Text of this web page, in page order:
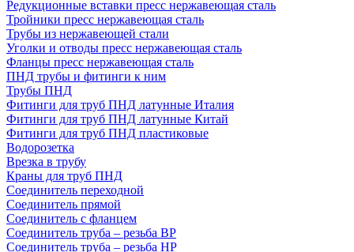
Редукционные вставки пресс нержавеющая сталь
Тройники пресс нержавеющая сталь
Трубы из нержавеющей стали
Уголки и отводы пресс нержавеющая сталь
Фланцы пресс нержавеющая сталь
ПНД трубы и фитинги к ним
Трубы ПНД
Фитинги для труб ПНД латунные Италия
Фитинги для труб ПНД латунные Китай
Фитинги для труб ПНД пластиковые
Водорозетка
Врезка в трубу
Краны для труб ПНД
Соединитель переходной
Соединитель прямой
Соединитель с фланцем
Соединитель труба – резьба ВР
Соединитель труба – резьба НР